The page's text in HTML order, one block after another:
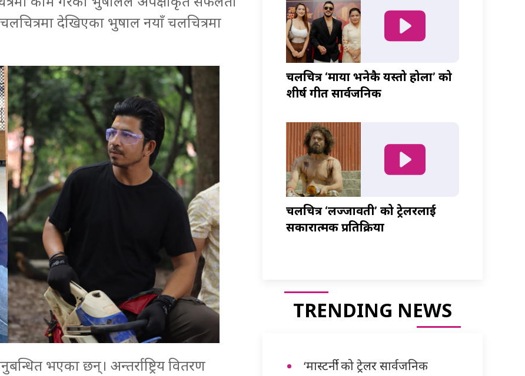
देखिएका भुषाल नयाँ चलचित्रमा
भएका छन्। अन्तर्राष्ट्रिय वितरण
चलचित्र ‘माया भनेकै यस्तो होला’ को
शीर्ष गीत सार्वजनिक
चलचित्र ‘लज्जावती’ को ट्रेलरलाई
सकारात्मक प्रतिक्रिया
TRENDING NEWS
‘मास्टर्नी’ को ट्रेलर सार्वजनिक